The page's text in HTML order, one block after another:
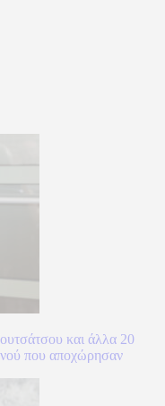
και άλλα 20
που αποχώρησαν